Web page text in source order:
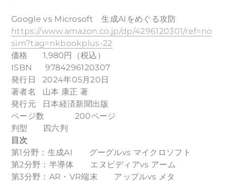
Google vs Microsoft 生成AIをめぐる攻防
https://www.amazon.co.jp/dp/4296120301/ref=no
sim?tag=nkbookplus-22
価格 1,980円（税込）
ISBN 9784296120307
発行日 2024年05月20日
著者名 山本 康正 著
発行元 日本経済新聞出版
ページ数 200ページ
判型 四六判
目次
第1分野：生成AI グーグルvs マイクロソフト
第2分野：半導体 エヌビディアvs アーム
第3分野：AR・VR端末 アップルvs メタ